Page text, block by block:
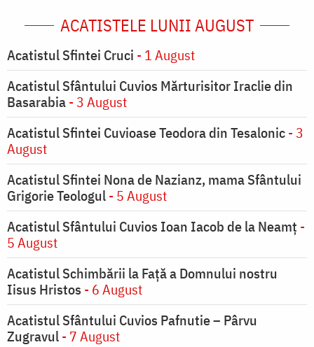
ACATISTELE LUNII AUGUST
Acatistul Sfintei Cruci - 1 August
Acatistul Sfântului Cuvios Mărturisitor Iraclie din
Basarabia- 3 August
Acatistul Sfintei Cuvioase Teodora din Tesalonic- 3
August
Acatistul Sfintei Nona de Nazianz, mama Sfântului
Grigorie Teologul- 5 August
Acatistul Sfântului Cuvios Ioan Iacob de la Neamț -
5 August
Acatistul Schimbării la Faţă a Domnului nostru
Iisus Hristos - 6 August
Acatistul Sfântului Cuvios Pafnutie – Pârvu
Zugravul- 7 August